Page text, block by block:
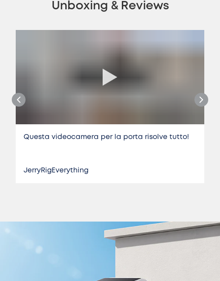
Unboxing & Reviews
Questa videocamera per la porta risolve tutto!
JerryRigEverything